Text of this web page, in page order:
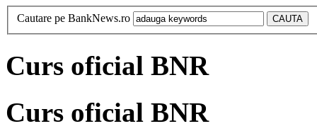
Cautare pe BankNews.ro
Curs oficial BNR
Curs oficial BNR